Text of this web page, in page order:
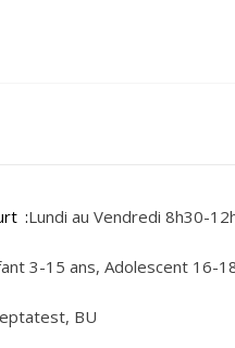
Lundi au Vendredi 8h30-
3-15 ans, Adolescent 16-
BU